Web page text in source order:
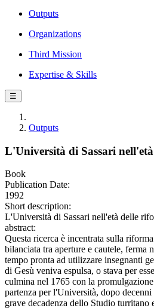
Outputs
Organizations
Third Mission
Expertise & Skills
☰
Outputs
L'Università di Sassari
Book
Publication Date:
1992
Short description:
L'Università di Sassari nell'età delle
abstract:
Questa ricerca è incentrata sulla
bilanciata tra aperture e cautele, ferma
tempo pronta ad utilizzare insegnanti
di Gesù veniva espulsa, o stava per
culmina nel 1765 con la
partenza per l'Università, dopo
grave decadenza dello Studio